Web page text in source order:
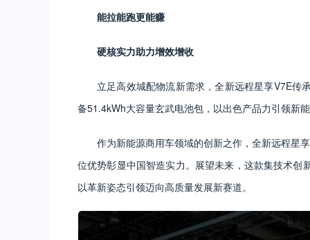
能拉能跑更能赚
硬核实力助力增效增收
立足高效城配物流新需求，全新远程星享V7E传
备51.4kWh大容量玄武电池包，以出色产品力引领新
作为新能源商用车领域的创新之作，全新远程星
位优势彰显中国智造实力。展望未来，这款集技术
以革新姿态引领迈向高质量发展新赛道。